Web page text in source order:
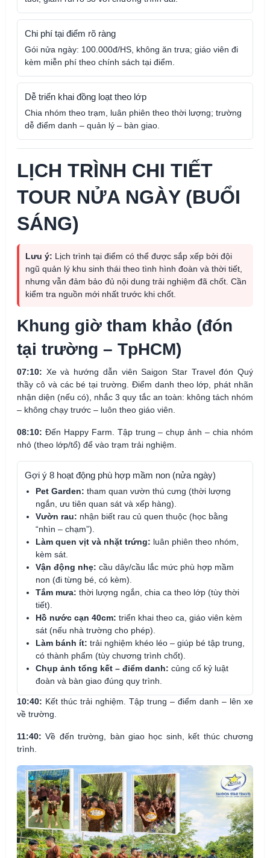
Chi phí tại điểm rõ ràng
Gói nửa ngày: 100.000đ/HS, không ăn trưa; giáo viên đi
kèm miễn phí theo chính sách tại điểm.
Dễ triển khai đồng loạt theo lớp
Chia nhóm theo trạm, luân phiên theo thời lượng; trường
dễ điểm danh – quản lý – bàn giao.
LỊCH TRÌNH CHI TIẾT
TOUR NỬA NGÀY (BUỔI
SÁNG)
Lưu ý: Lịch trình tại điểm có thể được sắp xếp bởi đội
ngũ quản lý khu sinh thái theo tình hình đoàn và thời tiết,
nhưng vẫn đảm bảo đủ nội dung trải nghiệm đã chốt. Cần
kiểm tra nguồn mới nhất trước khi chốt.
Khung giờ tham khảo (đón
tại trường – TpHCM)
07:10: Xe và hướng dẫn viên Saigon Star Travel đón Quý
thầy cô và các bé tại trường. Điểm danh theo lớp, phát nhãn
nhận diện (nếu có), nhắc 3 quy tắc an toàn: không tách nhóm
– không chạy trước – luôn theo giáo viên.
08:10: Đến Happy Farm. Tập trung – chụp ảnh – chia nhóm
nhỏ (theo lớp/tổ) để vào trạm trải nghiệm.
Gợi ý 8 hoạt động phù hợp mầm non (nửa ngày)
Pet Garden: tham quan vườn thú cưng (thời lượng
ngắn, ưu tiên quan sát và xếp hàng).
Vườn rau: nhận biết rau củ quen thuộc (học bằng
“nhìn – chạm”).
Làm quen vịt và nhặt trứng: luân phiên theo nhóm,
kèm sát.
Vận động nhẹ: cầu dây/cầu lắc mức phù hợp mầm
non (đi từng bé, có kèm).
Tắm mưa: thời lượng ngắn, chia ca theo lớp (tùy thời
tiết).
Hồ nước cạn 40cm: triển khai theo ca, giáo viên kèm
sát (nếu nhà trường cho phép).
Làm bánh ít: trải nghiệm khéo léo – giúp bé tập trung,
có thành phẩm (tùy chương trình chốt).
Chụp ảnh tổng kết – điểm danh: củng cố kỷ luật
đoàn và bàn giao đúng quy trình.
10:40: Kết thúc trải nghiệm. Tập trung – điểm danh – lên xe
về trường.
11:40: Về đến trường, bàn giao học sinh, kết thúc chương
trình.